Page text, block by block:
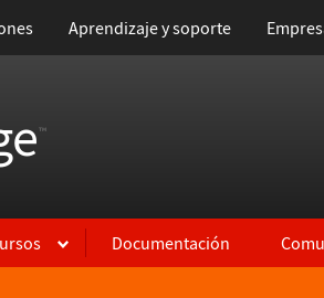
Aprendizaje y soporte
™
Documentación